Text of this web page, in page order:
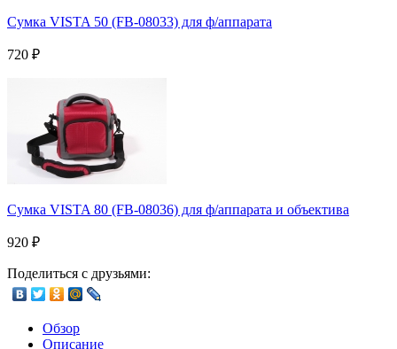
Сумка VISTA 50 (FB-08033) для ф/аппарата
720 ₽
Сумка VISTA 80 (FB-08036) для ф/аппарата и объектива
920 ₽
Поделиться с друзьями:
Обзор
Описание